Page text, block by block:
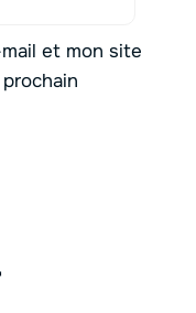
et mon site